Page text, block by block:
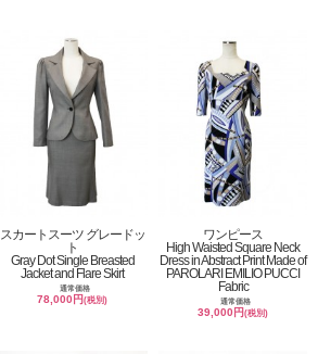
スカートスーツ グレードッ
ト
Gray Dot Single Breasted
Jacket and Flare Skirt
通常価格
78,000円(税別)
ワンピース
High Waisted Square Neck
Dress in Abstract Print Made of
PAROLARI EMILIO PUCCI
Fabric
通常価格
39,000円(税別)